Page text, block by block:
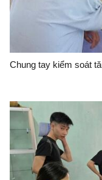
Chung tay kiểm soát